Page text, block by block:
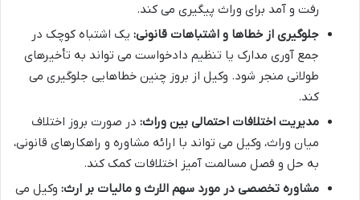
رفت و آمد برای وراث پیگیری می کند.
جلوگیری از خطاها و اشتباهات قانونی: یک اشتباه کوچک در
جمع آوری مدارک یا تنظیم دادخواست می تواند به تأخیرهای
طولانی منجر شود. وکیل از بروز چنین خطاهایی جلوگیری می
کند.
مدیریت اختلافات احتمالی بین وراث: در صورت بروز اختلاف
میان وراث، وکیل می تواند با ارائه مشاوره و راهکارهای قانونی،
به حل و فصل مسالمت آمیز اختلافات کمک کند.
مشاوره تخصصی در مورد سهم الارث و مالیات بر ارث: وکیل می